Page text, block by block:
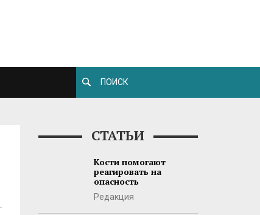
СТАТЬИ
Кости помогают
реагировать на
опасность
Редакция